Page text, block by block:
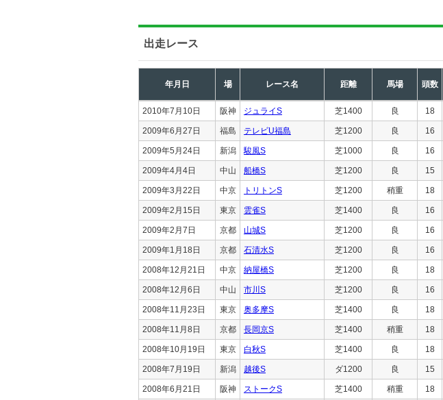
出走レース
年月日 場 レース名 距離 馬場 頭数
2010年7月10日 阪神 ジュライS 芝1400 良 18
2009年6月27日 福島 テレビU福島 芝1200 良 16
2009年5月24日 新潟 駿風S 芝1000 良 16
2009年4月4日 中山 船橋S 芝1200 良 15
2009年3月22日 中京 トリトンS 芝1200 稍重 18
2009年2月15日 東京 雲雀S 芝1400 良 16
2009年2月7日 京都 山城S 芝1200 良 16
2009年1月18日 京都 石清水S 芝1200 良 16
2008年12月21日 中京 納屋橋S 芝1200 良 18
2008年12月6日 中山 市川S 芝1200 良 16
2008年11月23日 東京 奥多摩S 芝1400 良 18
2008年11月8日 京都 長岡京S 芝1400 稍重 18
2008年10月19日 東京 白秋S 芝1400 良 18
2008年7月19日 新潟 越後S ダ1200 良 15
2008年6月21日 阪神 ストークS 芝1400 稍重 18